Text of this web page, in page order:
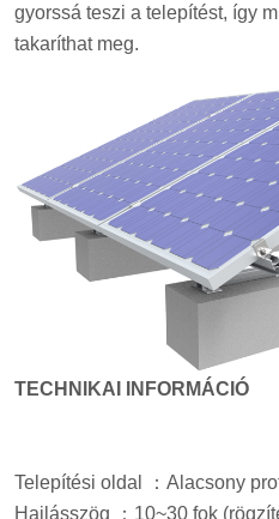
gyorssá teszi a telepítést, így
takaríthat meg.
TECHNIKAI INFORMÁCIÓ
Telepítési oldal ： Alacsony
Hajlásszög
： 10~30 fok